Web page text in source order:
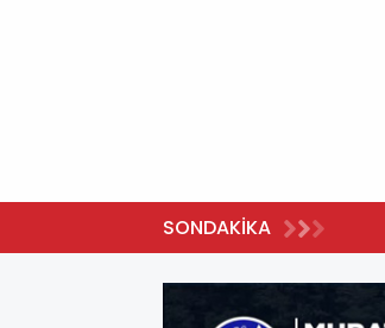
SONDAKİKA